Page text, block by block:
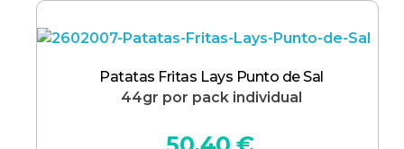
Patatas Fritas Lays Punto de Sal
44gr por pack individual